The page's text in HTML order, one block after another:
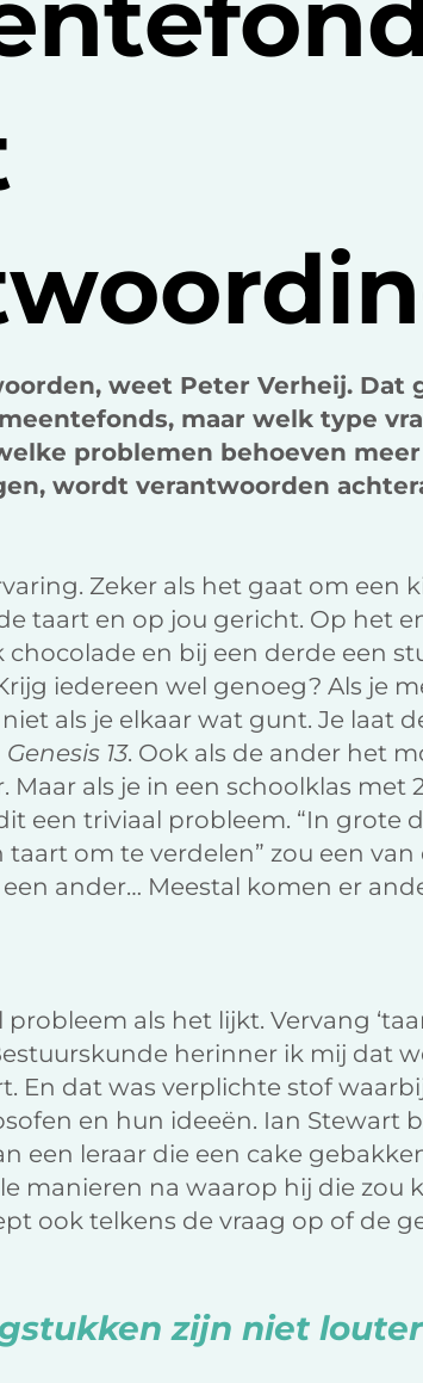
weet Peter Verheij. Dat
maar welk type
problemen behoeven
wordt verantwoorden
Zeker als het gaat om een
taart en op jou gericht. Op het
chocolade en bij een derde een
iedereen wel genoeg? Als je
als je elkaar wat gunt. Je laat
Genesis 13. Ook als de ander het
Maar als je in een schoolklas
een triviaal probleem. “In grote
om te verdelen” zou een
een ander… Meestal komen er
als het lijkt. Vervang
herinner ik mij dat
En dat was verplichte stof
en hun ideeën. Ian Stewart
een leraar die een cake
manieren na waarop hij die zou
ook telkens de vraag op of de
zijn niet